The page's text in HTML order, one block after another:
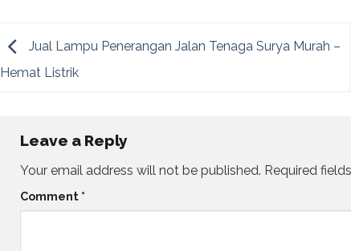
Jual Lampu Penerangan Jalan Tenaga Surya Murah –
Hemat Listrik
Leave a Reply
Your email address will not be published. Required
Comment *